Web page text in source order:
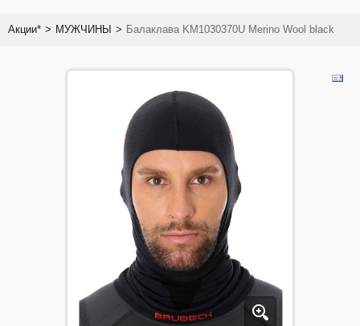
Акции* > МУЖЧИНЫ > Балаклава KM1030370U Merino Wool black